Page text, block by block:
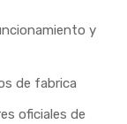
y
de fabrica
oficiales de